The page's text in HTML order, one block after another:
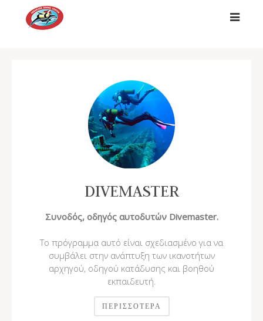
DIVEMASTER
Συνοδός, οδηγός αυτοδυτών Divemaster.
Το πρόγραμμα αυτό είναι σχεδιασμένο για να
συμβάλει στην ανάπτυξη των ικανοτήτων
αρχηγού, οδηγού κατάδυσης και βοηθού
εκπαιδευτή.
ΠΕΡΙΣΣΌΤΕΡΑ